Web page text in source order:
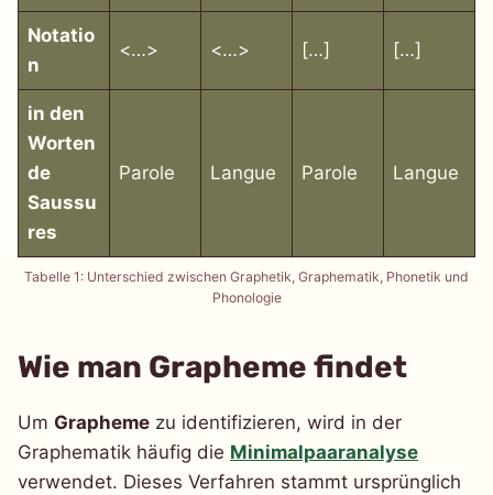
Notatio
n
<…> <…> […] […]
in den
Worten
de
Saussu
res
Parole Langue Parole Langue
Tabelle 1: Unterschied zwischen Graphetik, Graphematik, Phonetik und
Phonologie
Wie man Grapheme findet
Um Grapheme zu identifizieren, wird in der
Graphematik häufig die Minimalpaaranalyse
verwendet. Dieses Verfahren stammt ursprünglich